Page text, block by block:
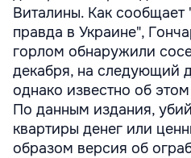
Виталины. Как
правда в Украине",
горлом обнаружили
декабря, на следующий
однако известно об
По данным издания,
квартиры денег или
образом версия об